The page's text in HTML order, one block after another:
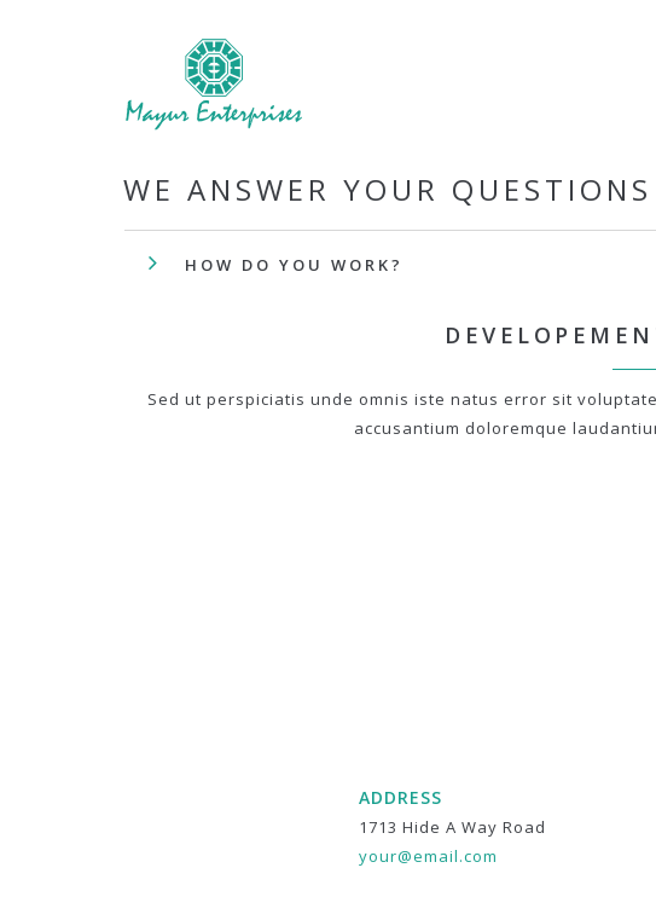
WE ANSWER YOUR QUESTIONS
HOW DO YOU WORK?
Sed ut perspiciatis unde omnis iste natus error sit
accusantium doloremque
ADDRESS
1713 Hide A Way Road
your@email.com